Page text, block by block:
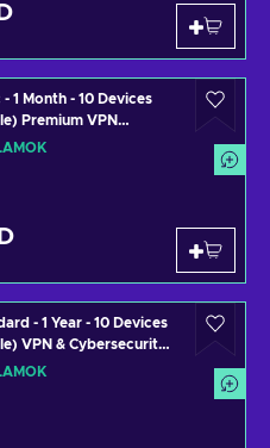
1 Month - 10 Devices
Premium VPN
Key UNITED
- 1 Year - 10 Devices
VPN & Cybersecurity
Key UNITED